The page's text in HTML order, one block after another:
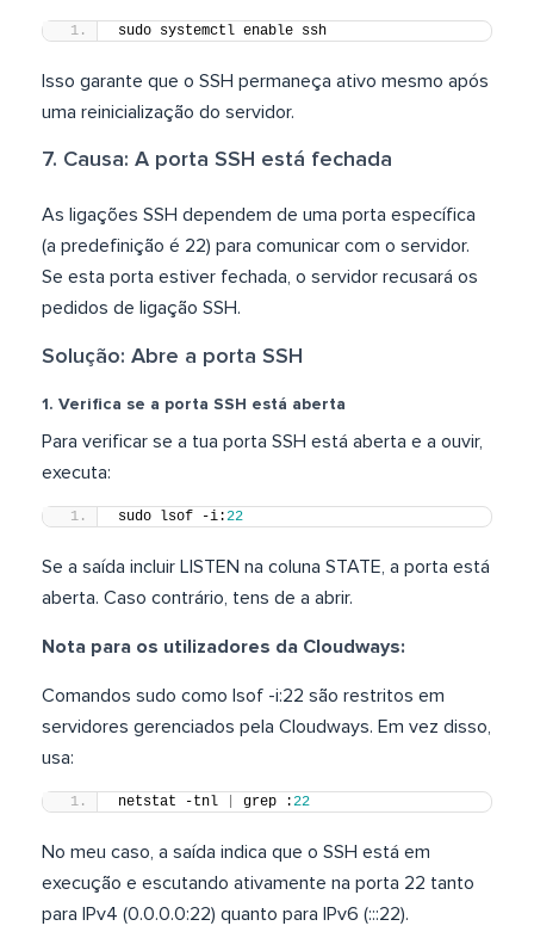
sudo systemctl enable ssh
Isso garante que o SSH permaneça ativo mesmo após
uma reinicialização do servidor.
7. Causa: A porta SSH está fechada
As ligações SSH dependem de uma porta específica
(a predefinição é 22) para comunicar com o servidor.
Se esta porta estiver fechada, o servidor recusará os
pedidos de ligação SSH.
Solução: Abre a porta SSH
1. Verifica se a porta SSH está aberta
Para verificar se a tua porta SSH está aberta e a ouvir,
executa:
sudo lsof -i:22
Se a saída incluir LISTEN na coluna STATE, a porta está
aberta. Caso contrário, tens de a abrir.
Nota para os utilizadores da Cloudways:
Comandos sudo como lsof -i:22 são restritos em
servidores gerenciados pela Cloudways. Em vez disso,
usa:
netstat -tnl grep :22
No meu caso, a saída indica que o SSH está em
execução e escutando ativamente na porta 22 tanto
para IPv4 (0.0.0.0:22) quanto para IPv6 (:::22).